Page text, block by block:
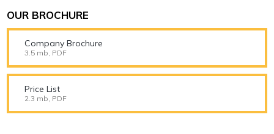
OUR BROCHURE
Company Brochure
3.5 mb, PDF
Price List
2.3 mb, PDF